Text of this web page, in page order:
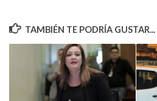
TAMBIÉN TE PODRÍA GUSTAR...